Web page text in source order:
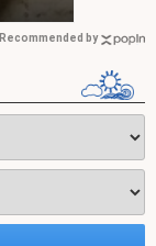
Recommended by